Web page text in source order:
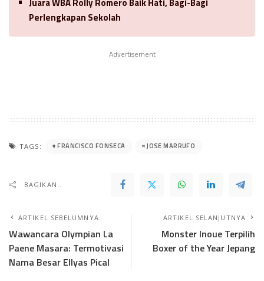
Perlengkapan Sekolah
Advertisement
TAGS: FRANCISCO FONSECA JOSE MARRUFO
BAGIKAN..
ARTIKEL SEBELUMNYA
Wawancara Olympian La
Paene Masara: Termotivasi
Nama Besar Ellyas Pical
ARTIKEL SELANJUTNYA
Monster Inoue Terpilih
Boxer of the Year Jepang